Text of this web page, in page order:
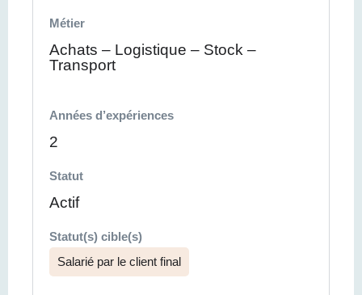
Métier
Achats – Logistique – Stock –
Transport
Années d’expériences
2
Statut
Actif
Statut(s) cible(s)
Salarié par le client final